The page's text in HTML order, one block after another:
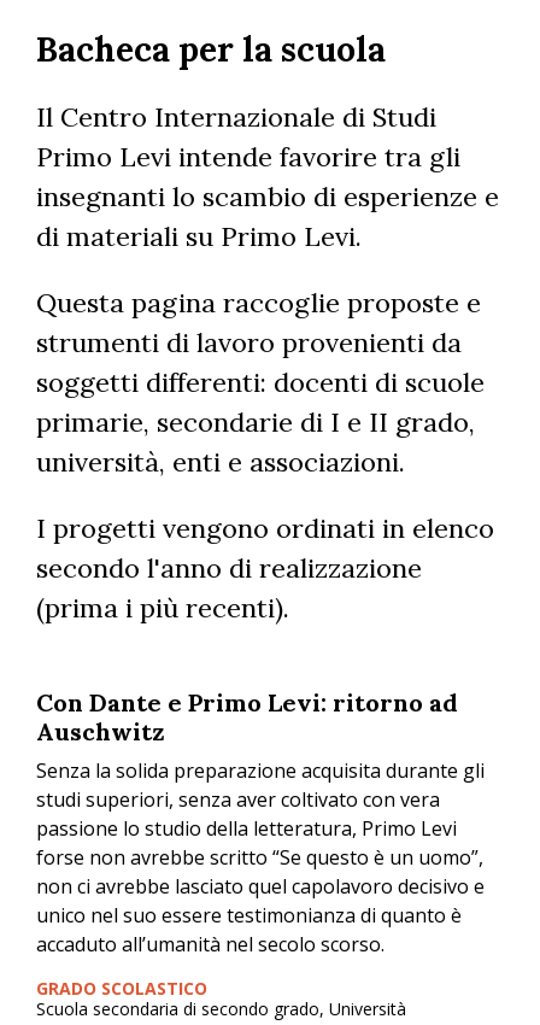
principale
Bacheca per la scuola
Il Centro Internazionale di Studi
Primo Levi intende favorire tra gli
insegnanti lo scambio di esperienze e
di materiali su Primo Levi.
Questa pagina raccoglie proposte e
strumenti di lavoro provenienti da
soggetti differenti: docenti di scuole
primarie, secondarie di I e II grado,
università, enti e associazioni.
I progetti vengono ordinati in elenco
secondo l'anno di realizzazione
(prima i più recenti).
Con Dante e Primo Levi: ritorno ad
Auschwitz
Senza la solida preparazione acquisita durante gli
studi superiori, senza aver coltivato con vera
passione lo studio della letteratura, Primo Levi
forse non avrebbe scritto “Se questo è un uomo”,
non ci avrebbe lasciato quel capolavoro decisivo e
unico nel suo essere testimonianza di quanto è
accaduto all’umanità nel secolo scorso.
GRADO SCOLASTICO
Scuola secondaria di secondo grado, Università